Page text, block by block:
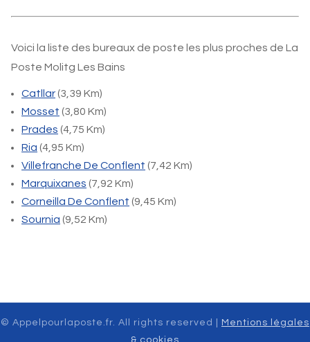
Voici la liste des bureaux de poste les plus proches de La
Poste Molitg Les Bains
Catllar(3,39 Km)
Mosset (3,80 Km)
Prades (4,75 Km)
Ria (4,95 Km)
Villefranche De Conflent (7,42 Km)
Marquixanes (7,92 Km)
Corneilla De Conflent (9,45 Km)
Sournia (9,52 Km)
© Appelpourlaposte.fr. All rights reserved |
Mentions légales
& cookies